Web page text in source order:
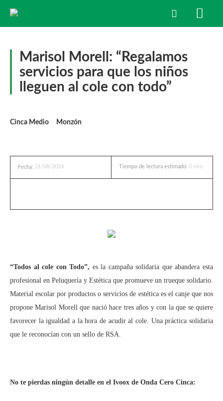
Marisol Morell: “Regalamos
servicios para que los niños
lleguen al cole con todo”
Cinca Medio Monzón
Fecha: 21/08/2024 Tiempo de lectura estimado: 0 min.
“Todos al cole con Todo”, es la campaña solidaria que abandera esta
profesional en Peluquería y Estética que promueve un trueque solidario.
Material escolar por productos o servicios de estética es el canje que nos
propone Marisol Morell que nació hace tres años y con la que se quiere
favorecer la igualdad a la hora de acudir al cole. Una práctica solidaria
que le reconocían con un sello de RSA.
No te pierdas ningún detalle en el Ivoox de Onda Cero Cinca: